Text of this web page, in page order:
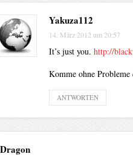
Yakuza112
14. März 2012 um 20:57
It’s just you. http://
Komme ohne Probleme
ANTWORTEN